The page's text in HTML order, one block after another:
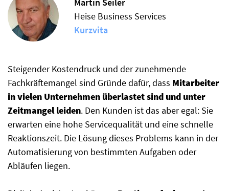
Heise Business Services
Kurzvita
Steigender Kostendruck und der zunehmende
Fachkräftemangel sind Gründe dafür, dass Mitarbeiter
in vielen Unternehmen überlastet sind und unter
Zeitmangel leiden. Den Kunden ist das aber egal: Sie
erwarten eine hohe Servicequalität und eine schnelle
Reaktionszeit. Die Lösung dieses Problems kann in der
Automatisierung von bestimmten Aufgaben oder
Abläufen liegen.